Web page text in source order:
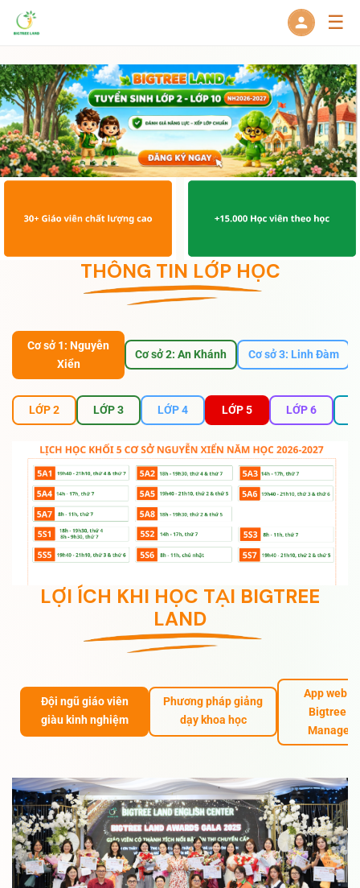
☰
THÔNG TIN LỚP HỌC
Cơ sở 1: Nguyễn
Xiển
Cơ sở 2: An Khánh Cơ sở 3: Linh Đàm
LỚP 2 LỚP 3 LỚP 4 LỚP 5 LỚP 6
LỢI ÍCH KHI HỌC TẠI BIGTREE
LAND
Đội ngũ giáo viên
giàu kinh nghiệm
Phương pháp giảng
dạy khoa học
App web
Bigtree